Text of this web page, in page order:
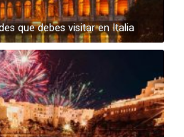
que debes visitar en Italia